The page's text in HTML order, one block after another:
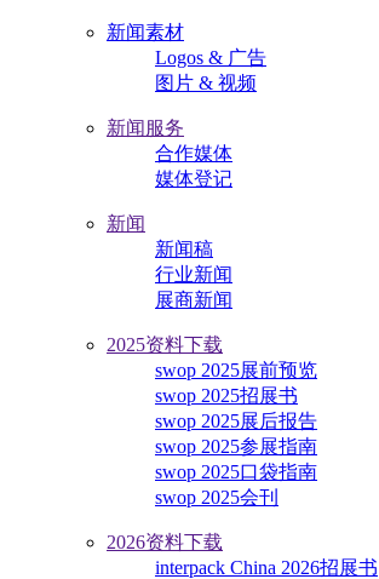
新闻素材
Logos & 广告
图片 & 视频
新闻服务
合作媒体
媒体登记
新闻
新闻稿
行业新闻
展商新闻
2025资料下载
swop 2025展前预览
swop 2025招展书
swop 2025展后报告
swop 2025参展指南
swop 2025口袋指南
swop 2025会刊
2026资料下载
interpack China 2026招展书